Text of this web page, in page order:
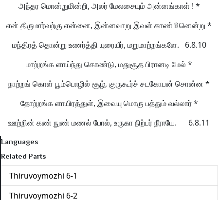
அந்தர மொன்றுமின்றி, அலர் மேலசையும் அன்னங்காள் ! *
என் திருமார்வற்கு என்னை, இன்னவாறு இவள் காண்மினென்று *
மந்திரத் தொன்று உணர்த்தி யுரையீர், மறுமாற்றங்களே. 6.8.10
மாற்றங்க ளாய்ந்து கொண்டு, மதுசூத பிரானடி மேல் *
நாற்றங் கொள் பூம்பொழில் சூழ், குருகூர்ச் சடகோபன் சொன்ன *
தோற்றங்க ளாயிரத்துள், இவையு மொரு பத்தும் வல்லார் *
ஊற்றின் கண் நுண் மணல் போல், உருகா நிற்பர் நீராயே. 6.8.11
Languages
Related Parts
Thiruvoymozhi 6-1
Thiruvoymozhi 6-2